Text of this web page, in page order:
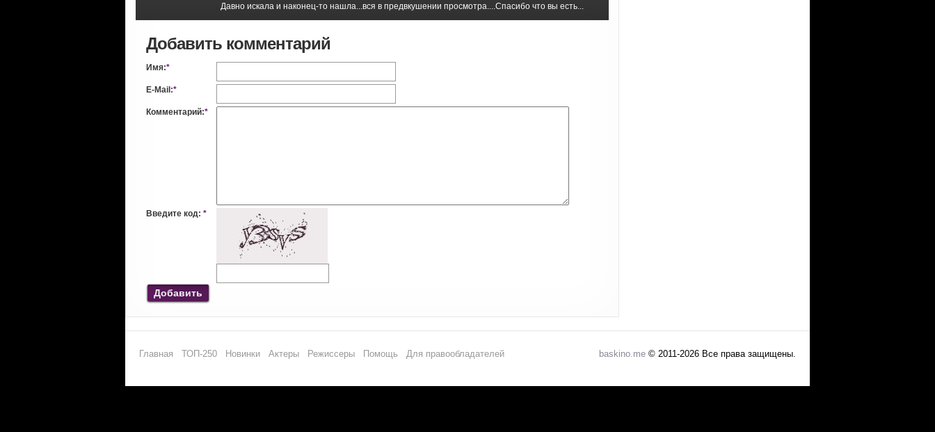
Давно искала и наконец-то нашла...вся в предвкушении просмотра....Спасибо что вы есть...
Добавить комментарий
Имя:*
E-Mail:*
Комментарий:*
Введите код: *
Добавить
Главная ТОП-250 Новинки Актеры Режиссеры Помощь Для правообладателей baskino.me © 2011-2026 Все права защищены.